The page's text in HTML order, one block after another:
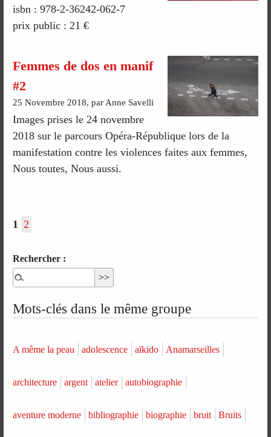
isbn : 978-2-36242-062-7
prix public : 21 €
Femmes de dos en manif
#2
25 Novembre 2018, par Anne Savelli
Images prises le 24 novembre
2018 sur le parcours Opéra-République lors de la
manifestation contre les violences faites aux femmes,
Nous toutes, Nous aussi.
1 2
Rechercher :
Mots-clés dans le même groupe
A même la peau adolescence aïkido Anamarseilles
architecture argent atelier autobiographie
aventure moderne bibliographie biographie bruit Bruits